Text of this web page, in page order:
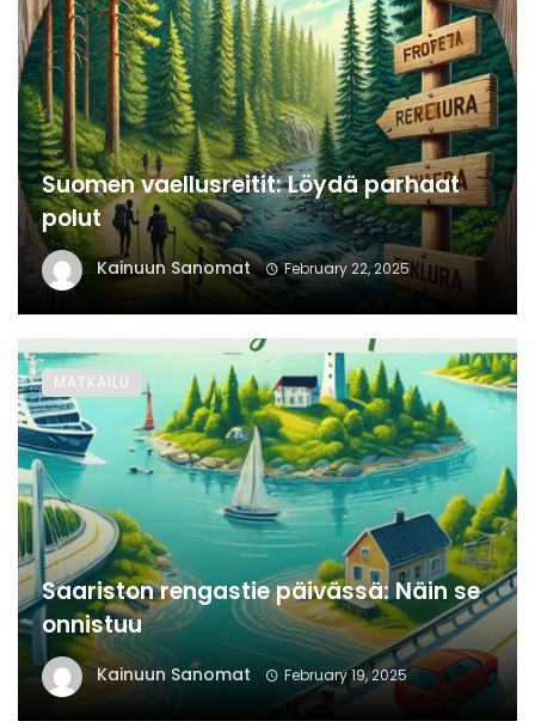
Suomen vaellusreitit: Löydä parhaat
polut
Kainuun Sanomat February 22, 2025
Saariston rengastie päivässä: Näin se
onnistuu
Kainuun Sanomat February 19, 2025
MATKAILU